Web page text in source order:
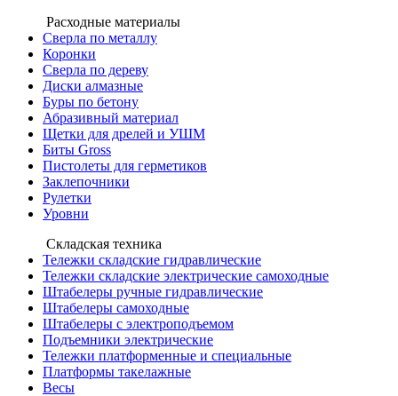
Расходные материалы
Сверла по металлу
Коронки
Сверла по дереву
Диски алмазные
Буры по бетону
Абразивный материал
Щетки для дрелей и УШМ
Биты Gross
Пистолеты для герметиков
Заклепочники
Рулетки
Уровни
Складская техника
Тележки складские гидравлические
Тележки складские электрические самоходные
Штабелеры ручные гидравлические
Штабелеры самоходные
Штабелеры с электроподъемом
Подъемники электрические
Тележки платформенные и специальные
Платформы такелажные
Весы